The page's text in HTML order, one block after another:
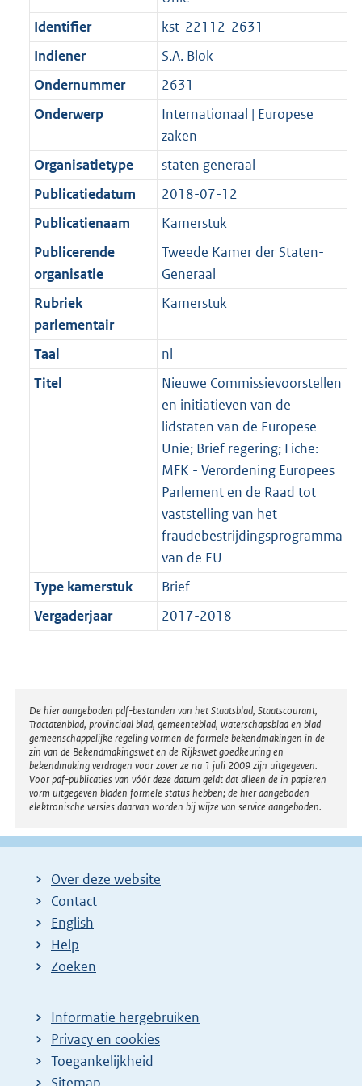
Identifier
kst-22112-2631
Indiener
S.A. Blok
Ondernummer
2631
Onderwerp
Internationaal | Europese
zaken
Organisatietype
staten generaal
Publicatiedatum
2018-07-12
Publicatienaam
Kamerstuk
Publicerende
organisatie
Tweede Kamer der Staten-
Generaal
Rubriek
parlementair
Kamerstuk
Taal
nl
Titel
Nieuwe Commissievoorstellen
en initiatieven van de
lidstaten van de Europese
Unie; Brief regering; Fiche:
MFK - Verordening Europees
Parlement en de Raad tot
vaststelling van het
fraudebestrijdingsprogramma
van de EU
Type kamerstuk
Brief
Vergaderjaar
2017-2018
Disclaimer
De hier aangeboden pdf-bestanden van het Staatsblad, Staatscourant,
Tractatenblad, provinciaal blad, gemeenteblad, waterschapsblad en blad
gemeenschappelijke regeling vormen de formele bekendmakingen in de
zin van de Bekendmakingswet en de Rijkswet goedkeuring en
bekendmaking verdragen voor zover ze na 1 juli 2009 zijn uitgegeven.
Voor pdf-publicaties van vóór deze datum geldt dat alleen de in papieren
vorm uitgegeven bladen formele status hebben; de hier aangeboden
elektronische versies daarvan worden bij wijze van service aangeboden.
Over deze website
Contact
English
Help
Zoeken
Informatie hergebruiken
Privacy en cookies
Toegankelijkheid
Sitemap